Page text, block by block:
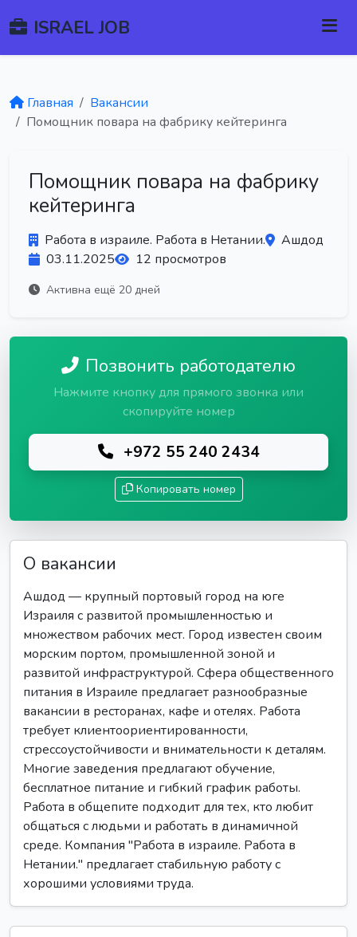
ISRAEL JOB
Главная
Вакансии
Помощник повара на фабрику кейтеринга
Помощник повара на фабрику
кейтеринга
Работа в израиле. Работа в Нетании.
Ашдод
03.11.2025
12 просмотров
Активна ещё 20 дней
Позвонить работодателю
Нажмите кнопку для прямого звонка или
скопируйте номер
+972 55 240 2434
Копировать номер
О вакансии
Ашдод — крупный портовый город на юге
Израиля с развитой промышленностью и
множеством рабочих мест. Город известен своим
морским портом, промышленной зоной и
развитой инфраструктурой. Сфера общественного
питания в Израиле предлагает разнообразные
вакансии в ресторанах, кафе и отелях. Работа
требует клиентоориентированности,
стрессоустойчивости и внимательности к деталям.
Многие заведения предлагают обучение,
бесплатное питание и гибкий график работы.
Работа в общепите подходит для тех, кто любит
общаться с людьми и работать в динамичной
среде. Компания "Работа в израиле. Работа в
Нетании." предлагает стабильную работу с
хорошими условиями труда.